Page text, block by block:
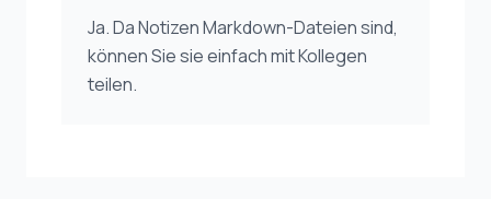
Ja. Da Notizen Markdown-Dateien sind,
können Sie sie einfach mit Kollegen
teilen.